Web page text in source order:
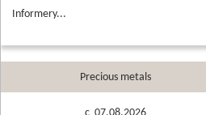
Informery...
Precious metals